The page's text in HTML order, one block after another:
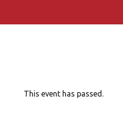
This event has passed.